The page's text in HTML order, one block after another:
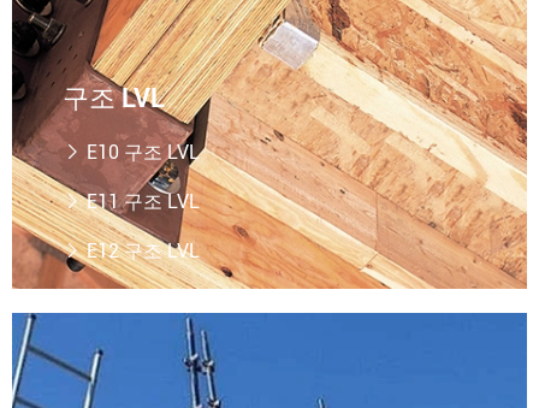
구조 LVL
 E10 구조 LVL
E11 구조 LVL
E12 구조 LVL
LVL 비계